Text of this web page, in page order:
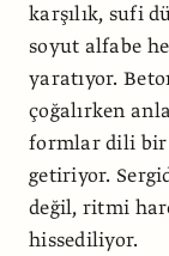
karşılık, sufi
soyut alfabe
yaratıyor.
çoğalırken
formlar dili bir
getiriyor.
değil, ritmi
hissediliyor.